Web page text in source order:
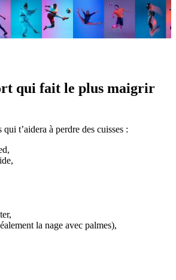
qui fait le plus maigrir
t’aidera à perdre des cuisses :
la nage avec palmes),